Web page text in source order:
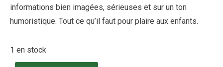
informations bien imagées, sérieuses et sur un ton
humoristique. Tout ce qu’il faut pour plaire aux enfants.
1 en stock